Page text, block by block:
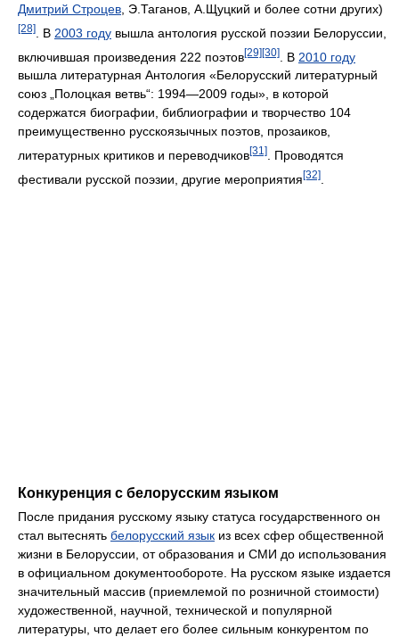
Дмитрий Строцев , Э.Таганов, А.Щуцкий и более сотни других)
[28] . В 2003 году вышла антология русской поэзии Белоруссии,
включившая произведения 222 поэтов[29][30] . В 2010 году
вышла литературная Антология «Белорусский литературный
союз „Полоцкая ветвь“: 1994—2009 годы», в которой
содержатся биографии, библиографии и творчество 104
преимущественно русскоязычных поэтов, прозаиков,
литературных критиков и переводчиков[31]
. Проводятся
фестивали русской поэзии, другие мероприятия[32]
Конкуренция с белорусским языком
После придания русскому языку статуса государственного он
стал вытеснять белорусский язык из всех сфер общественной
жизни в Белоруссии, от образования и СМИ до использования
в официальном документообороте. На русском языке издается
значительный массив (приемлемой по розничной стоимости)
художественной, научной, технической и популярной
литературы, что делает его более сильным конкурентом по